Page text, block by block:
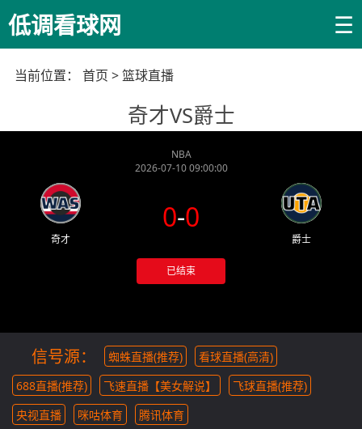
低调看球网 ☰
当前位置： 首页 >篮球直播
奇才VS爵士
NBA
2026-07-10 09:00:00
奇才
0-0
已结束
爵士
信号源： 蜘蛛直播(推荐)
看球直播(高清)
688直播(推荐)
飞速直播【美女解说】
飞球直播(推荐)
央视直播
咪咕体育 腾讯体育